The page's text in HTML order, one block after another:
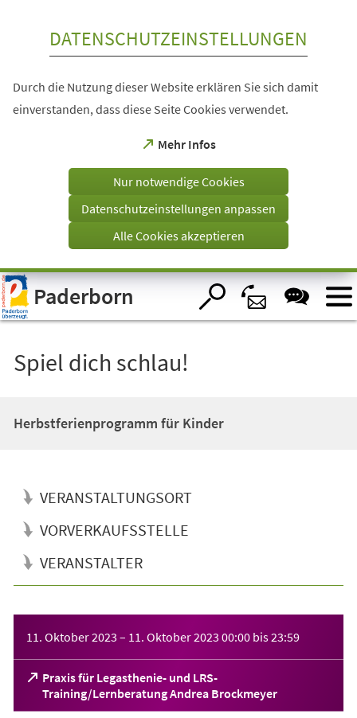
Visuelle
Assistenzsoftware
öffnen.
DATENSCHUTZEINSTELLUNGEN
Durch die Nutzung dieser Website erklären Sie sich damit
einverstanden, dass diese Seite Cookies verwendet.
Mehr Infos
(Öffnet
einem
Tab)
Nur notwendige Cookies
Datenschutzeinstellungen anpassen
Alle Cookies akzeptieren
Paderborn
Spiel dich schlau!
Herbstferienprogramm für Kinder
VERANSTALTUNGSORT
VORVERKAUFSSTELLE
VERANSTALTER
11. Oktober 2023 – 11. Oktober 2023 00:00 bis23:59
Praxis für Legasthenie- und LRS-
Training/Lernberatung Andrea Brockmeyer
(Öffnet
in